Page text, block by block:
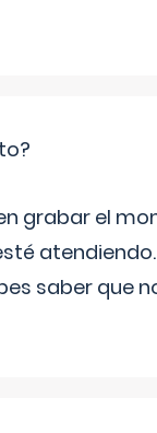
grabar el
saber que